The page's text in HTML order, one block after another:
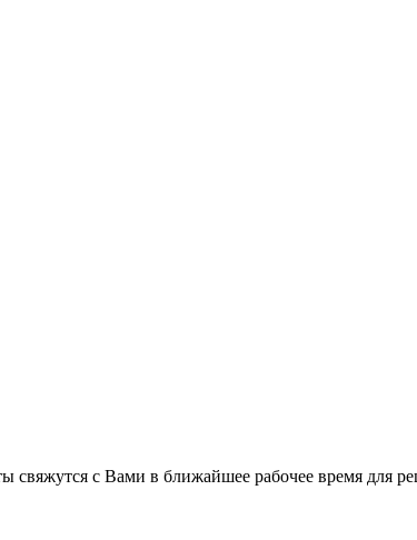
с Вами в ближайшее рабочее время для